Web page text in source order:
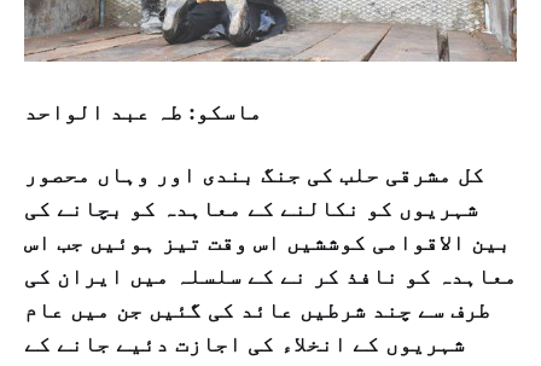
ماسکو: طہ عبد الواحد
کل مشرقی حلب کی جنگ بندی اور وہاں محصور
شہریوں کو نکالنے کے معاہدہ کو بچانے کی
بین الاقوامی کوششیں اس وقت تیز ہوئیں جب اس
معاہدہ کو نافذ کر نے کے سلسلہ میں ایران کی
طرف سے چند شرطیں عائد کی گئیں جن میں عام
شہریوں کے انخلاء کی اجازت دئیے جانے کے